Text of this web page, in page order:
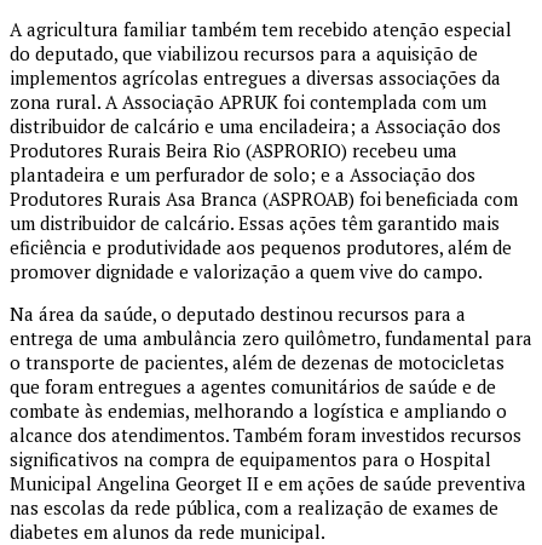
A agricultura familiar também tem recebido atenção especial
do deputado, que viabilizou recursos para a aquisição de
implementos agrícolas entregues a diversas associações da
zona rural. A Associação APRUK foi contemplada com um
distribuidor de calcário e uma enciladeira; a Associação dos
Produtores Rurais Beira Rio (ASPRORIO) recebeu uma
plantadeira e um perfurador de solo; e a Associação dos
Produtores Rurais Asa Branca (ASPROAB) foi beneficiada com
um distribuidor de calcário. Essas ações têm garantido mais
eficiência e produtividade aos pequenos produtores, além de
promover dignidade e valorização a quem vive do campo.
Na área da saúde, o deputado destinou recursos para a
entrega de uma ambulância zero quilômetro, fundamental para
o transporte de pacientes, além de dezenas de motocicletas
que foram entregues a agentes comunitários de saúde e de
combate às endemias, melhorando a logística e ampliando o
alcance dos atendimentos. Também foram investidos recursos
significativos na compra de equipamentos para o Hospital
Municipal Angelina Georget II e em ações de saúde preventiva
nas escolas da rede pública, com a realização de exames de
diabetes em alunos da rede municipal.